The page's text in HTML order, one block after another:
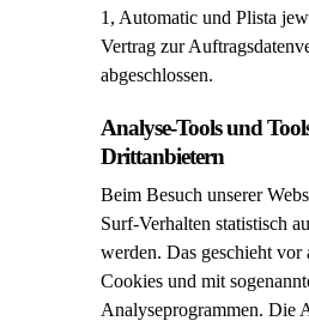
1, Automatic und Plista
Vertrag zur
abgeschlossen.
Analyse-Tools und
Drittanbietern
Beim Besuch unserer
Surf-Verhalten statistisch
werden. Das geschieht vor
Cookies und mit
Analyseprogrammen. Die